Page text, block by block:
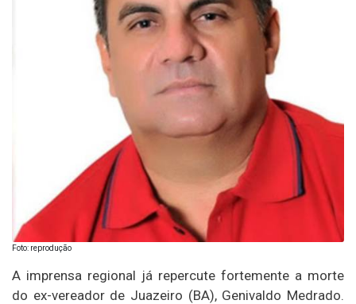
Foto: reprodução
A imprensa regional já repercute fortemente a morte
do ex-vereador de Juazeiro (BA), Genivaldo Medrado.